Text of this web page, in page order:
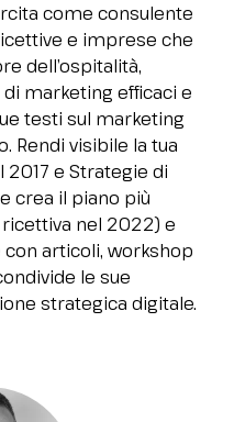
a InOut?
arrow_circle_right
come consulente
e imprese che
dell’ospitalità,
marketing efficaci e
testi sul marketing
Rendi visibile la tua
e Strategie di
crea il piano più
nel 2022) e
articoli, workshop
le sue
strategica digitale.